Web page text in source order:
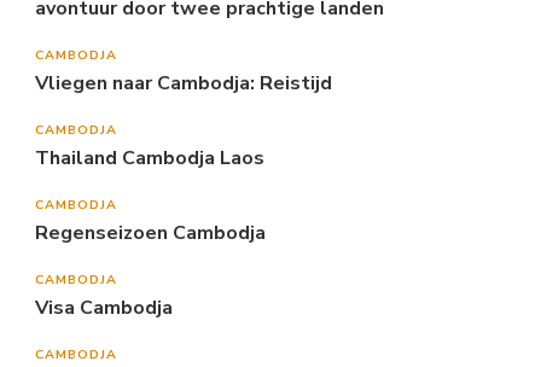
avontuur door twee prachtige landen
CAMBODJA
Vliegen naar Cambodja: Reistijd
CAMBODJA
Thailand Cambodja Laos
CAMBODJA
Regenseizoen Cambodja
CAMBODJA
Visa Cambodja
CAMBODJA